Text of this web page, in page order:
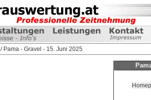
/ Pama - Gravel - 15. Juni 2025